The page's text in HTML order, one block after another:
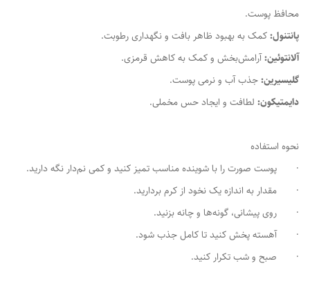
محافظ پوست.
پانتنول:کمک به بهبود ظاهر بافت و نگهداری رطوبت.
آلانتوئین:آرامش‌بخش و کمک به کاهش قرمزی.
گلیسیرین:جذب آب و نرمی پوست.
دایمتیکون: لطافت و ایجاد حس مخملی.
نحوه استفاده
· پوست صورت را با شوینده مناسب تمیز کنید و کمی نم‌دار نگه دارید.
· مقدار به اندازه یک نخود از کرم بردارید.
· روی پیشانی، گونه‌ها و چانه بزنید.
· آهسته پخش کنید تا کامل جذب شود.
· صبح و شب تکرار کنید.